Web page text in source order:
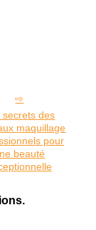
secrets des
maquillage
pour
beauté